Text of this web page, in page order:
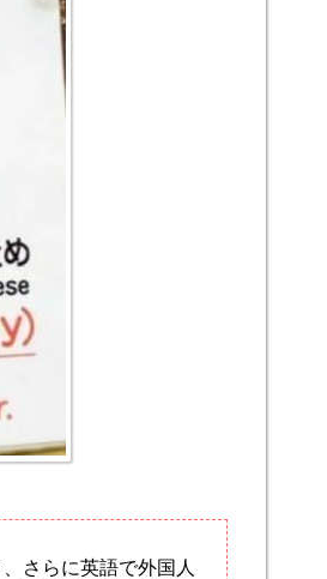
さらに英語で外国人